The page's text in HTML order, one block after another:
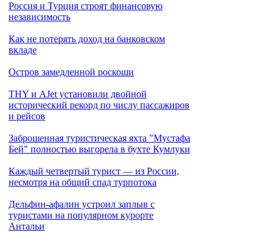
Россия и Турция строят финансовую
независимость
Как не потерять доход на банковском
вкладе
Остров замедленной роскоши
THY и AJet установили двойной
исторический рекорд по числу пассажиров
и рейсов
Заброшенная туристическая яхта "Мустафа
Бей" полностью выгорела в бухте Кумлуки
Каждый четвертый турист — из России,
несмотря на общий спад турпотока
Дельфин-афалин устроил заплыв с
туристами на популярном курорте
Антальи